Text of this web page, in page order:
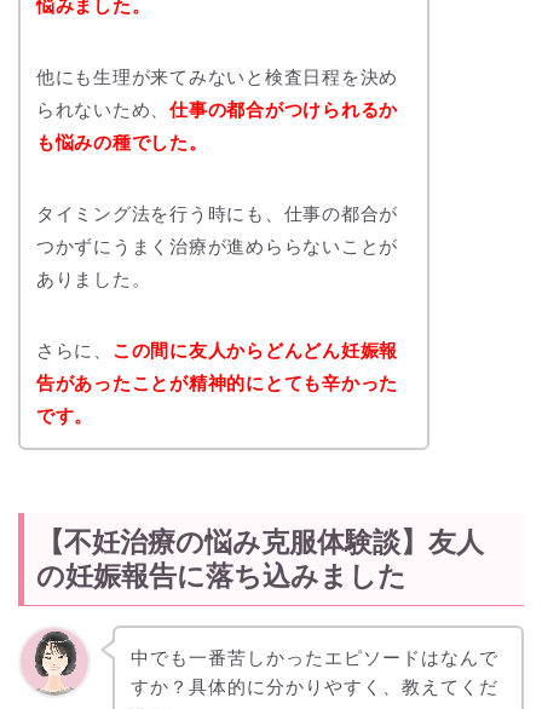
悩みました。
他にも生理が来てみないと検査日程を決め
られないため、仕事の都合がつけられるか
も悩みの種でした。
タイミング法を行う時にも、仕事の都合が
つかずにうまく治療が進めららないことが
ありました。
さらに、 この間に友人からどんどん妊娠報
告があったことが精神的にとても辛かった
です。
【不妊治療の悩み克服体験談】友人
の妊娠報告に落ち込みました
中でも一番苦しかったエピソードはなんで
すか？具体的に分かりやすく、教えてくだ